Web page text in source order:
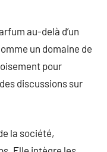
au-delà d’un
un domaine de
pour
discussions sur
la société,